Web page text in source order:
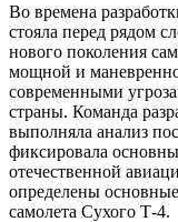
Во времена
стояла перед рядом
нового поколения
мощной и
современными
страны. Команда
выполняла анализ
фиксировала
отечественной
определены
самолета Сухого Т-4.